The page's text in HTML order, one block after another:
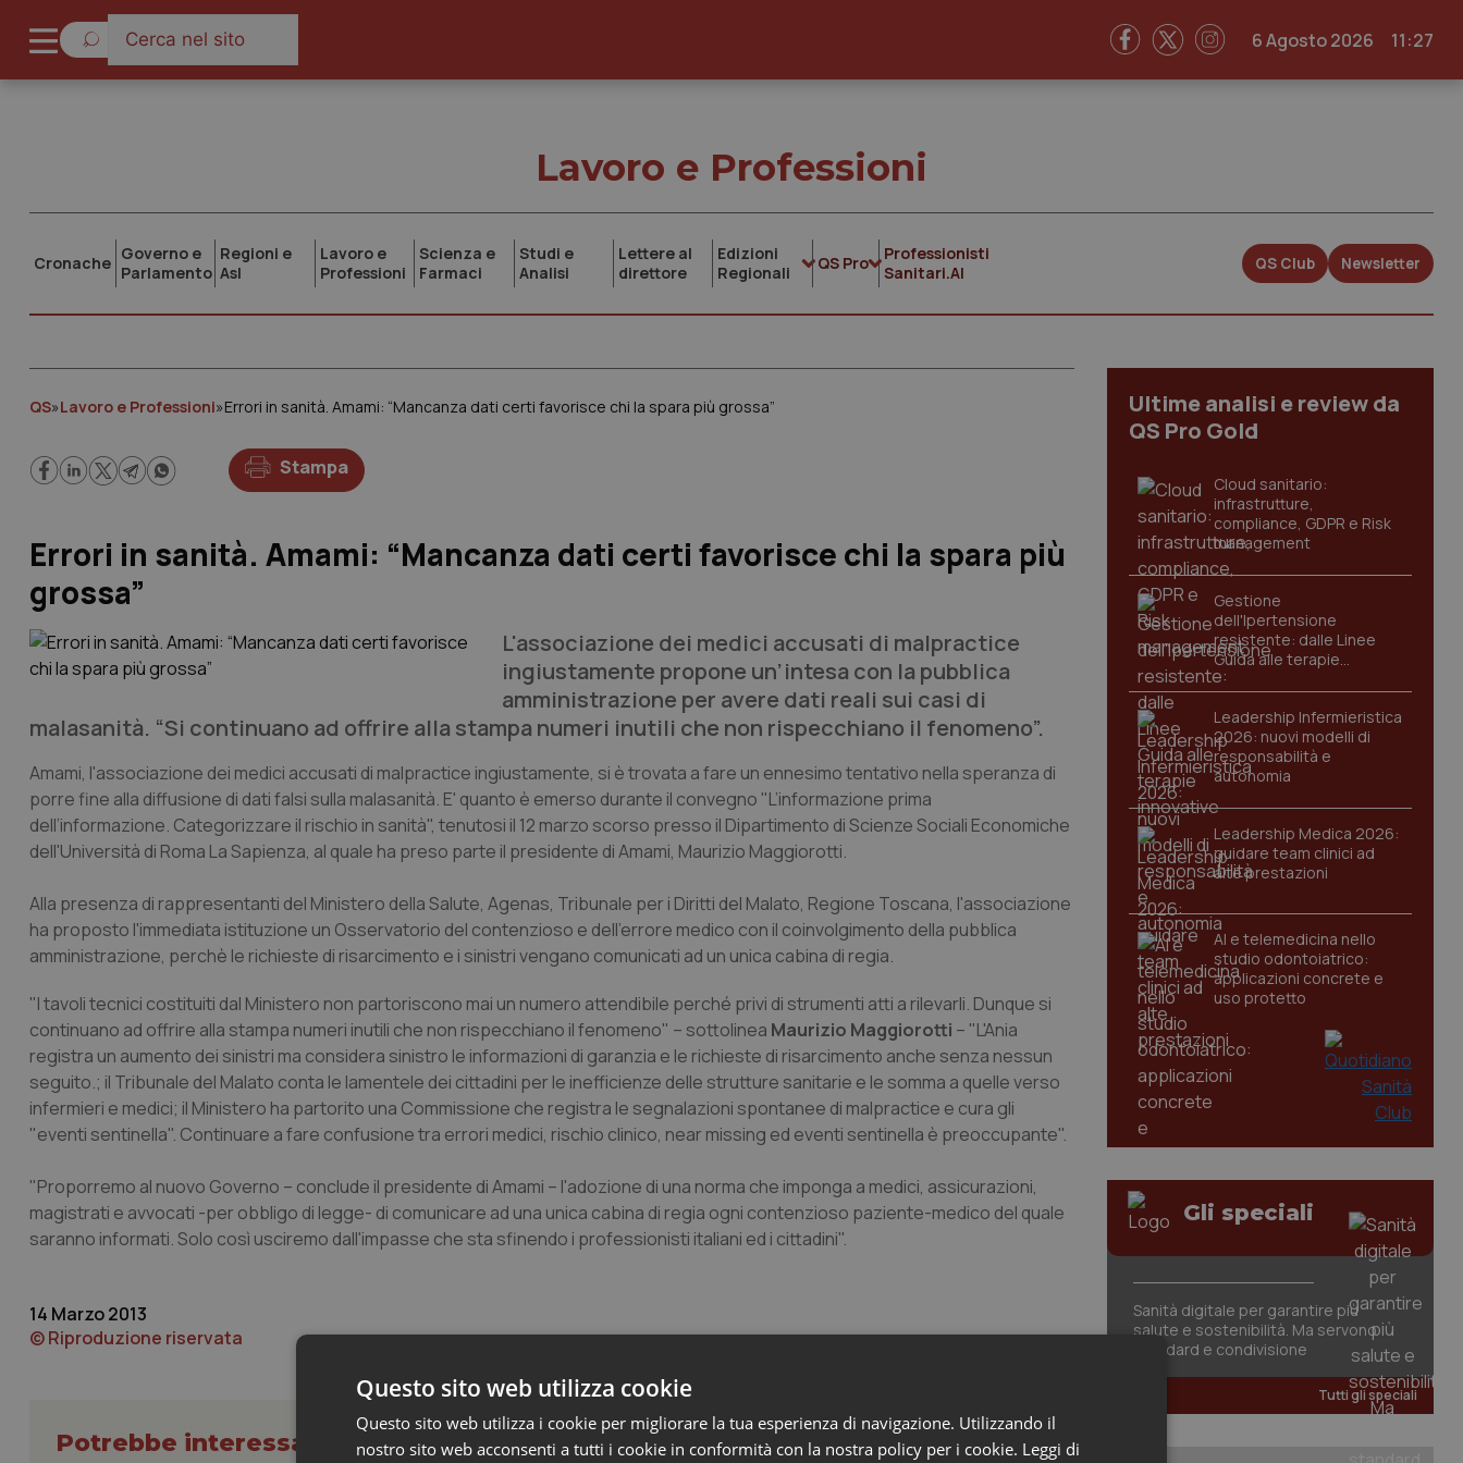
6 Agosto 2026 11:27
Lavoro e Professioni
Cronache Governo e
Parlamento
Regioni e
Asl
Lavoro e
Professioni
Scienza e
Farmaci
Studi e
Analisi
Lettere al
direttore
Edizioni
Regionali
QS Pro
Professionisti
Sanitari.AI
QS Club Newsletter
QS»Lavoro e Professioni»Errori in sanità. Amami: “Mancanza dati certi favorisce chi la spara più grossa”
Stampa
Errori in sanità. Amami: “Mancanza dati certi favorisce chi la spara più
grossa”
L'associazione dei medici accusati di malpractice
ingiustamente propone un’intesa con la pubblica
amministrazione per avere dati reali sui casi di
malasanità. “Si continuano ad offrire alla stampa numeri inutili che non rispecchiano il fenomeno”.
Amami, l'associazione dei medici accusati di malpractice ingiustamente, si è trovata a fare un ennesimo tentativo nella speranza di
porre fine alla diffusione di dati falsi sulla malasanità. E' quanto è emerso durante il convegno "L’informazione prima
dell’informazione. Categorizzare il rischio in sanità", tenutosi il 12 marzo scorso presso il Dipartimento di Scienze Sociali Economiche
dell'Università di Roma La Sapienza, al quale ha preso parte il presidente di Amami, Maurizio Maggiorotti.
Alla presenza di rappresentanti del Ministero della Salute, Agenas, Tribunale per i Diritti del Malato, Regione Toscana, l'associazione
ha proposto l'immediata istituzione un Osservatorio del contenzioso e dell'errore medico con il coinvolgimento della pubblica
amministrazione, perchè le richieste di risarcimento e i sinistri vengano comunicati ad un unica cabina di regia.
"I tavoli tecnici costituiti dal Ministero non partoriscono mai un numero attendibile perché privi di strumenti atti a rilevarli. Dunque si
continuano ad offrire alla stampa numeri inutili che non rispecchiano il fenomeno" – sottolinea Maurizio Maggiorotti – "L'Ania
registra un aumento dei sinistri ma considera sinistro le informazioni di garanzia e le richieste di risarcimento anche senza nessun
seguito.; il Tribunale del Malato conta le lamentele dei cittadini per le inefficienze delle strutture sanitarie e le somma a quelle verso
infermieri e medici; il Ministero ha partorito una Commissione che registra le segnalazioni spontanee di malpractice e cura gli
"eventi sentinella". Continuare a fare confusione tra errori medici, rischio clinico, near missing ed eventi sentinella è preoccupante".
"Proporremo al nuovo Governo – conclude il presidente di Amami – l'adozione di una norma che imponga a medici, assicurazioni,
magistrati e avvocati -per obbligo di legge- di comunicare ad una unica cabina di regia ogni contenzioso paziente-medico del quale
saranno informati. Solo così usciremo dall'impasse che sta sfinendo i professionisti italiani ed i cittadini".
14 Marzo 2013
© Riproduzione riservata
Potrebbe interessarti in Lavoro e Professioni
Ultime analisi e review da
QS Pro Gold
Cloud sanitario:
infrastrutture,
compliance, GDPR e Risk
management
Gestione
dell'Ipertensione
resistente: dalle Linee
Guida alle terapie
innovative
Leadership Infermieristica
2026: nuovi modelli di
responsabilità e
autonomia
Leadership Medica 2026:
guidare team clinici ad
alte prestazioni
AI e telemedicina nello
studio odontoiatrico:
applicazioni concrete e
uso protetto
Gli speciali
Sanità digitale per garantire più
salute e sostenibilità. Ma servono
standard e condivisione
Tutti gli speciali
Questo sito web utilizza cookie
Questo sito web utilizza i cookie per migliorare la tua esperienza di navigazione. Utilizzando il
nostro sito web acconsenti a tutti i cookie in conformità con la nostra policy per i cookie. Leggi di